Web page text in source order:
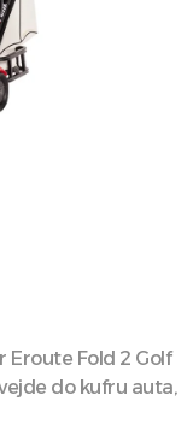
Eroute Fold 2 Golf
do kufru auta,